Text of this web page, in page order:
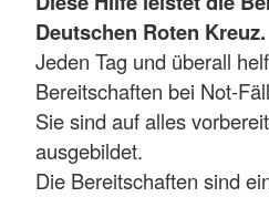
Deutschen Roten Kreuz.
Jeden Tag und überall
Bereitschaften bei Not-
Sie sind auf alles
ausgebildet.
Die Bereitschaften sind